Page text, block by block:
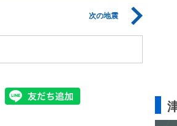
次の地震